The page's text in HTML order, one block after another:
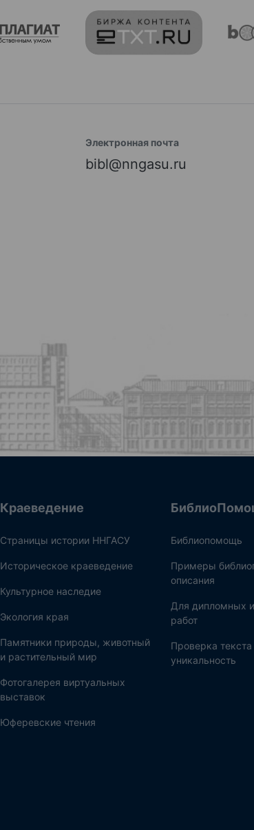
Электронная почта
bibl@nngasu.ru
Краеведение
Страницы истории ННГАСУ
Историческое краеведение
Культурное наследие
Экология края
Памятники природы, животный
и растительный мир
Фотогалерея виртуальных
выставок
Юферевские чтения
Библиопомощь
Примеры
описания
Для дипломных
работ
Проверка текста
уникальность